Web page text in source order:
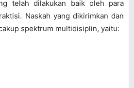
telah dilakukan baik oleh para
Naskah yang dikirimkan dan
spektrum multidisiplin, yaitu: